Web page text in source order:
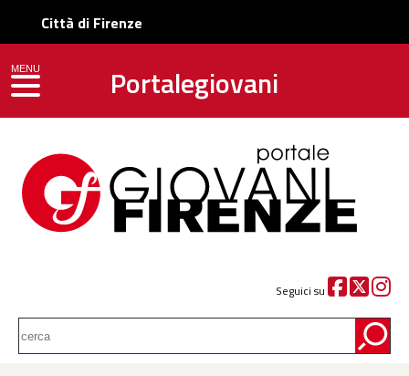
Città di Firenze
Portalegiovani
Seguici su
MENU
toggle navigation